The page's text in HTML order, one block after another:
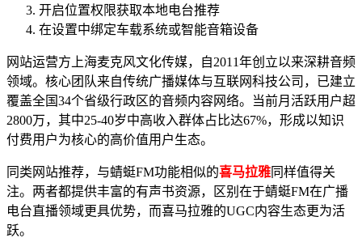
开启位置权限获取本地电台推荐
在设置中绑定车载系统或智能音箱设备
网站运营方上海麦克风文化传媒，自2011年创立以来深耕音频
领域。核心团队来自传统广播媒体与互联网科技公司，已建立
覆盖全国34个省级行政区的音频内容网络。当前月活跃用户超
2800万，其中25-40岁中高收入群体占比达67%，形成以知识
付费用户为核心的高价值用户生态。
同类网站推荐，与蜻蜓FM功能相似的喜马拉雅同样值得关
注。两者都提供丰富的有声书资源，区别在于蜻蜓FM在广播
电台直播领域更具优势，而喜马拉雅的UGC内容生态更为活
跃。